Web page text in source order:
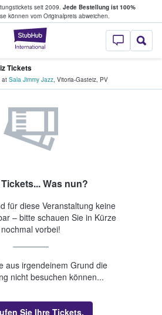
seit 2009. Jede Bestellung ist 100%
können vom Originalpreis abweichen.
StubHub - Wo
& verkaufen
Tickets
at Sala Jimmy Jazz, Vitoria-Gasteiz, PV
Was nun?
für diese Veranstaltung keine
– bitte schauen Sie in Kürze
nochmal vorbei!
aus irgendeinem Grund die
nicht besuchen können...
Sie Ihre Tickets.